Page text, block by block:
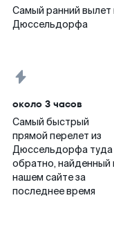
Самый ранний вылет
Дюссельдорфа
около 3 часов
Самый быстрый
прямой перелет из
Дюссельдорфа туда
обратно, найденный
нашем сайте за
последнее время